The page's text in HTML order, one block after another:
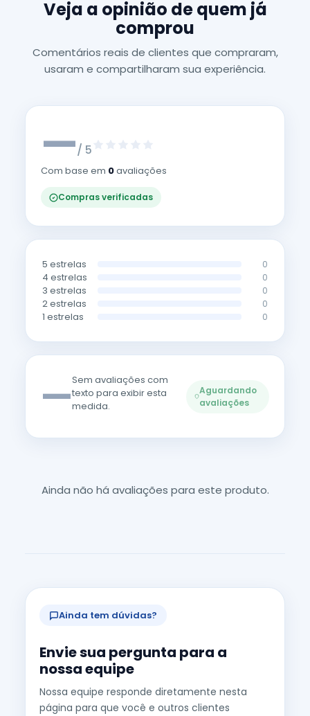
Veja a opinião de quem já
comprou
Comentários reais de clientes que compraram,
usaram e compartilharam sua experiência.
—/ 5
Com base em 0avaliações
Compras verificadas
5 estrelas 0
4 estrelas 0
3 estrelas 0
2 estrelas 0
1 estrelas 0
—Sem avaliações com
texto para exibir esta
medida.
Aguardando
avaliações
Ainda não há avaliações para este produto.
Ainda tem dúvidas?
Envie sua pergunta para a
nossa equipe
Nossa equipe responde diretamente nesta
página para que você e outros clientes